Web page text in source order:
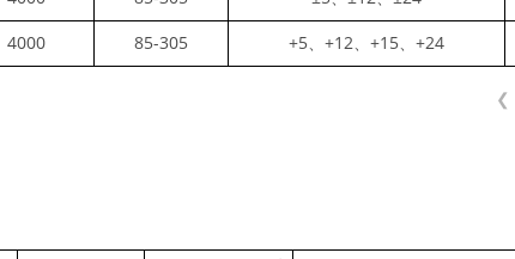
4000 85-305 +5、+12、+15、+24
❮